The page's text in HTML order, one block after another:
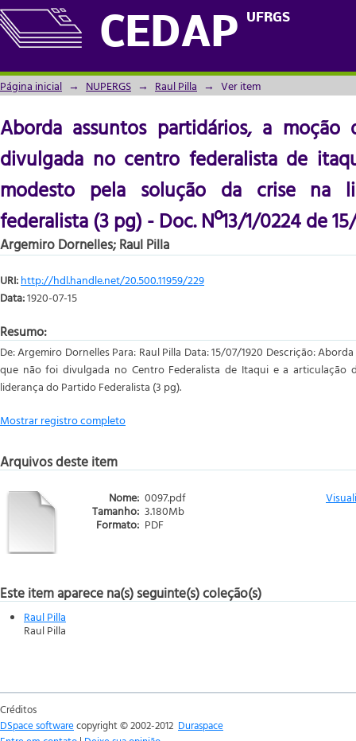
CEDAP UFRGS
Aborda assuntos partidários, a moção
de itaqui e a articulação de modesto
Página inicial → NUPERGS → Raul Pilla → Ver item
Aborda assuntos partidários, a
divulgada no centro federalista de
modesto pela solução da crise na
federalista (3 pg) - Doc. Nº13/1/0224 de
Argemiro Dornelles; Raul Pilla
URI:http://hdl.handle.net/20.500.11959/229
Data:1920-07-15
Resumo:
De: Argemiro Dornelles Para: Raul Pilla Data: 15/07/1920 Descrição:
que não foi divulgada no Centro Federalista de Itaqui e a articulação
liderança do Partido Federalista (3 pg).
Mostrar registro completo
Arquivos deste item
Nome: 0097.pdf
Tamanho: 3.180Mb
Formato: PDF
Este item aparece na(s) seguinte(s) coleção(s)
Raul Pilla
Raul Pilla
Créditos
DSpace softwarecopyright © 2002-2012 Duraspace